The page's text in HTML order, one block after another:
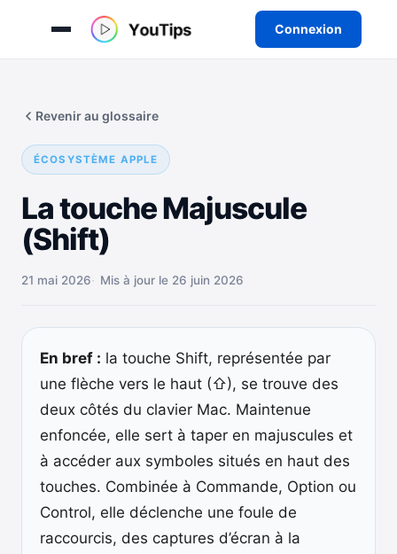
Connexion
contenu
ÉCOSYSTÈME APPLE
La touche Majuscule
(Shift)
Revenir au glossaire
21 mai 2026 Mis à jour le 26 juin 2026
En bref : la touche Shift, représentée par
une flèche vers le haut (⇧), se trouve des
deux côtés du clavier Mac. Maintenue
enfoncée, elle sert à taper en majuscules et
à accéder aux symboles situés en haut des
touches. Combinée à Commande, Option ou
Control, elle déclenche une foule de
raccourcis, des captures d’écran à la